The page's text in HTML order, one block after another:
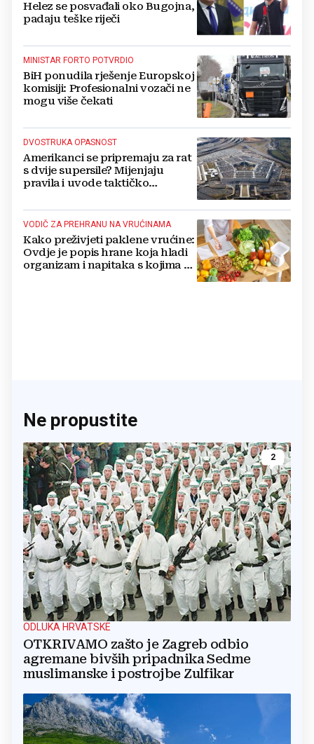
Helez se posvađali oko Bugojna,
padaju teške riječi
MINISTAR FORTO POTVRDIO
BiH ponudila rješenje Europskoj
komisiji: Profesionalni vozači ne
mogu više čekati
DVOSTRUKA OPASNOST
Amerikanci se pripremaju za rat
s dvije supersile? Mijenjaju
pravila i uvode taktičko
VODIČ ZA PREHRANU NA VRUĆINAMA
Kako preživjeti paklene vrućine:
Ovdje je popis hrane koja hladi
organizam i napitaka s kojima si
Ne propustite
2
ODLUKA HRVATSKE
OTKRIVAMO zašto je Zagreb odbio
agremane bivših pripadnika Sedme
muslimanske i postrojbe Zulfikar